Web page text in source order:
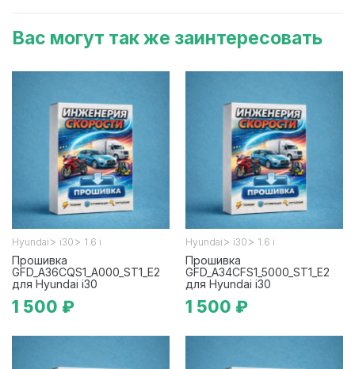
Вас могут так же заинтересовать
Hyundai > i30 > 1.6 i
Прошивка
GFD_A36CQS1_A000_ST1_E2
для Hyundai i30
1 500 ₽
Hyundai > i30 > 1.6 i
Прошивка
GFD_A34CFS1_5000_ST1_E2
для Hyundai i30
1 500 ₽